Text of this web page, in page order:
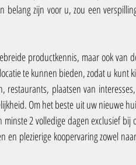
zijn voor u, zou een
productkennis, maar ook van
te kunnen bieden, zodat u kunt
plaatsen van
Om het beste uit uw nieuwe
2 volledige dagen exclusief bij
en plezierige koopervaring zowel